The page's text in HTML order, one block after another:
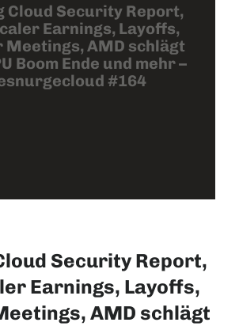
Cloud Security Report,
Earnings, Layoffs,
Meetings, AMD schlägt
Boom Ende und mehr –
#164
Security Report,
Earnings, Layoffs,
AMD schlägt